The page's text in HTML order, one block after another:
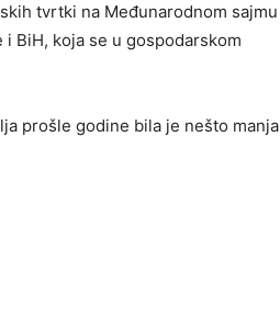
tvrtki na Međunarodnom sajmu
BiH, koja se u gospodarskom
prošle godine bila je nešto manja